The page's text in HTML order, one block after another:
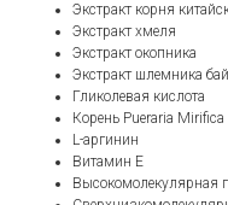
Экстракт корня
Экстракт хмеля
Экстракт окопника
Экстракт шлемника
Гликолевая кислота
Корень Pueraria
L-аргинин
Витамин Е
Высокомолекулярная